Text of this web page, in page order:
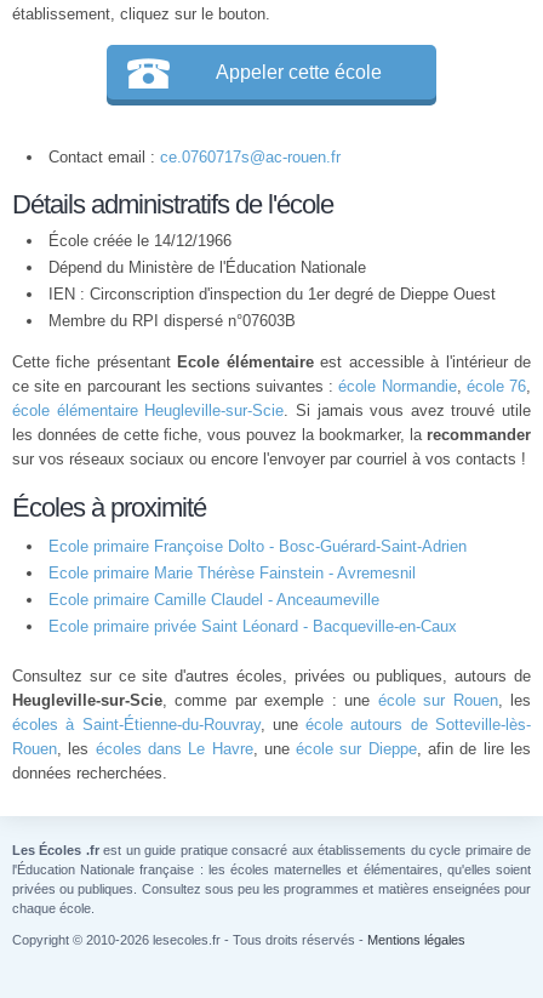
établissement, cliquez sur le bouton.
Appeler cette école
Contact email : ce.0760717s@ac-rouen.fr
Détails administratifs de l'école
École créée le 14/12/1966
Dépend du Ministère de l'Éducation Nationale
IEN : Circonscription d'inspection du 1er degré de Dieppe Ouest
Membre du RPI dispersé n°07603B
Cette fiche présentant Ecole élémentaireest accessible à l'intérieur de
ce site en parcourant les sections suivantes :école Normandie, école 76,
école élémentaire Heugleville-sur-Scie. Si jamais vous avez trouvé utile
les données de cette fiche, vous pouvez la bookmarker, la recommander
sur vos réseaux sociaux ou encore l'envoyer par courriel à vos contacts !
Écoles à proximité
Ecole primaire Françoise Dolto - Bosc-Guérard-Saint-Adrien
Ecole primaire Marie Thérèse Fainstein - Avremesnil
Ecole primaire Camille Claudel - Anceaumeville
Ecole primaire privée Saint Léonard - Bacqueville-en-Caux
Consultez sur ce site d'autres écoles, privées ou publiques, autours de
Heugleville-sur-Scie, comme par exemple : une école sur Rouen, les
écoles à Saint-Étienne-du-Rouvray, uneécole autours de Sotteville-lès-
Rouen, les écoles dans Le Havre, uneécole sur Dieppe, afin de lire les
données recherchées.
Les Écoles .frest un guide pratique consacré aux établissements du cycle primaire de
l'Éducation Nationale française : les écoles maternelles et élémentaires, qu'elles soient
privées ou publiques. Consultez sous peu les programmes et matières enseignées pour
chaque école.
Copyright © 2010-2026 lesecoles.fr - Tous droits réservés - Mentions légales